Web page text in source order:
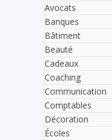
Avocats
Banques
Bâtiment
Beauté
Cadeaux
Coaching
Communication
Comptables
Décoration
Écoles